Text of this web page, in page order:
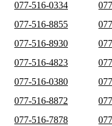
077-516-0334
077-516-8855
077-516-8930
077-516-4823
077-516-0380
077-516-8872
077-516-7878